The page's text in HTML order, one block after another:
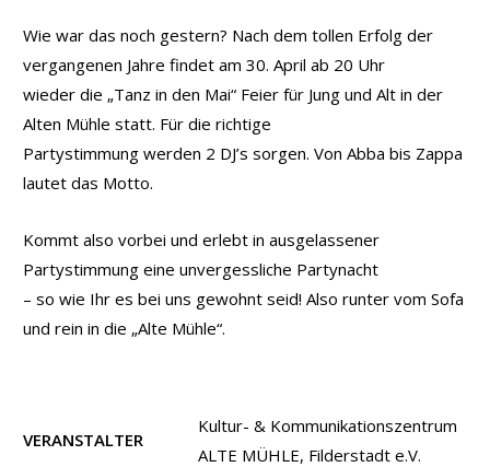
Wie war das noch gestern? Nach dem tollen Erfolg der
vergangenen Jahre findet am 30. April ab 20 Uhr
wieder die „Tanz in den Mai“ Feier für Jung und Alt in der
Alten Mühle statt. Für die richtige
Partystimmung werden 2 DJ’s sorgen. Von Abba bis Zappa
lautet das Motto.
Kommt also vorbei und erlebt in ausgelassener
Partystimmung eine unvergessliche Partynacht
– so wie Ihr es bei uns gewohnt seid! Also runter vom Sofa
und rein in die „Alte Mühle“.
VERANSTALTER
Kultur- & Kommunikationszentrum
ALTE MÜHLE, Filderstadt e.V.